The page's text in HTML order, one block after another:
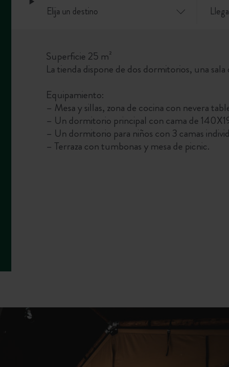
Superficie 25 m²
La tienda dispone de dos dormitorios, una
Equipamiento:
– Mesa y sillas, zona de cocina con nevera
– Un dormitorio principal con cama de
– Un dormitorio para niños con 3 camas
– Terraza con tumbonas y mesa de picnic.